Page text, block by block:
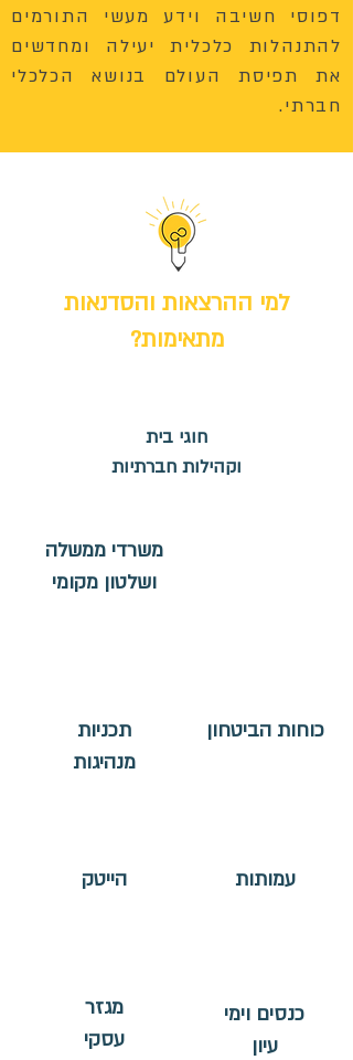
דפוסי חשיבה וידע מעשי התורמים
להתנהלות כלכלית יעילה ומחדשים
את תפיסת העולם בנושא הכלכלי
חברתי.
למי ההרצאות והסדנאות
מתאימות?
חוגי בית
וקהילות חברתיות
משרדי ממשלה
ושלטון מקומי
תכניות
מנהיגות
הייטק
מגזר
עסקי
כוחות הביטחון
עמותות
כנסים וימי
עיון